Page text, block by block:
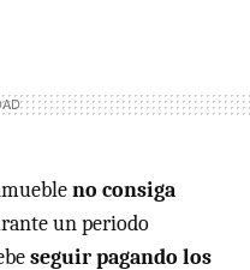
no consiga
un periodo
seguir pagando los